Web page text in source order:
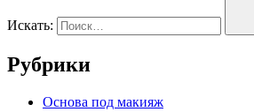
Искать:
Рубрики
Основа под макияж